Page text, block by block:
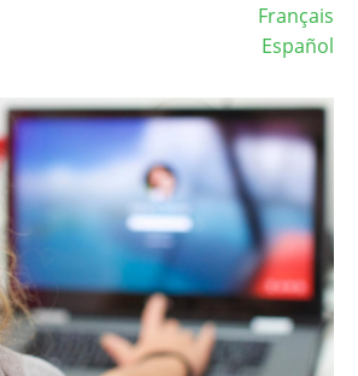
Français
Español